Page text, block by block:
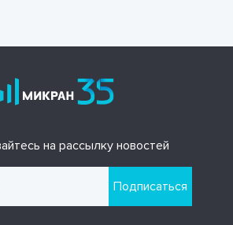
на рассылку новостей
Подписаться